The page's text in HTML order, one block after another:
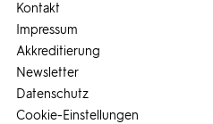
Kontakt
Impressum
Akkreditierung
Newsletter
Datenschutz
Cookie-Einstellungen